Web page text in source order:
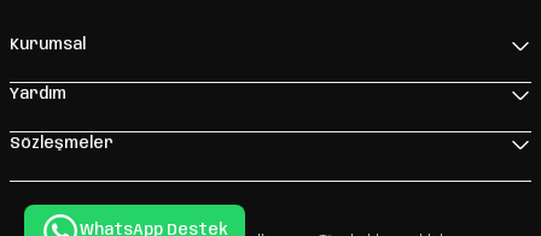
Kurumsal
Yardım
Sözleşmeler
WhatsApp Destek